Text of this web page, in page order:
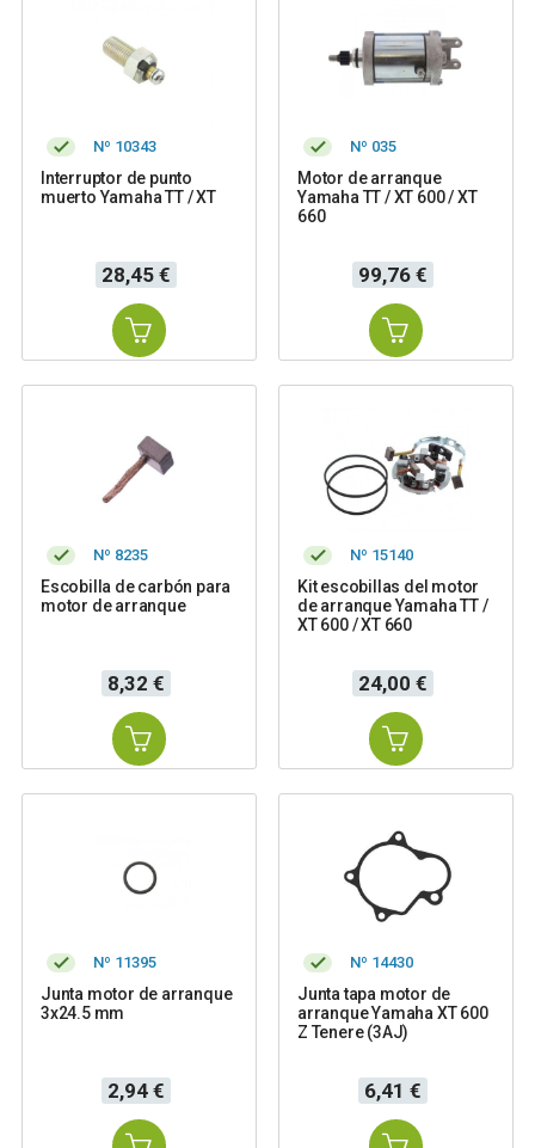
Nº 10343
Interruptor de punto
muerto Yamaha TT / XT
Precio
28,45 €
Nº 035
Motor de arranque
Yamaha TT / XT 600 / XT
660
Precio
99,76 €
Nº 8235
Escobilla de carbón para
motor de arranque
Precio
8,32 €
Nº 15140
Kit escobillas del motor
de arranque Yamaha TT /
XT 600 / XT 660
Precio
24,00 €
Nº 11395
Junta motor de arranque
3x24.5 mm
Precio
2,94 €
Nº 14430
Junta tapa motor de
arranque Yamaha XT 600
Z Tenere (3AJ)
Precio
6,41 €